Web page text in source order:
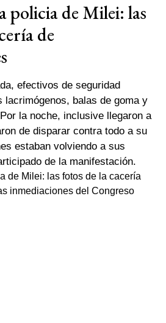
policia de Milei: las
de
efectivos de seguridad
lacrimógenos, balas de goma y
la noche, inclusive llegaron a
de disparar contra todo a su
estaban volviendo a sus
de la manifestación.